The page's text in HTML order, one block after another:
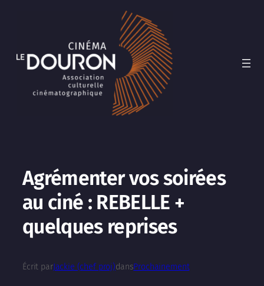
Agrémenter vos soirées
au ciné : REBELLE +
quelques reprises
Écrit parJackie (chef proj)dansProchainement